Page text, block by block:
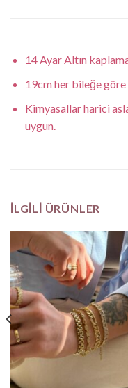
14 Ayar Altın
19cm her bileğe
Kimyasallar harici
uygun.
İLGILI ÜRÜNLER